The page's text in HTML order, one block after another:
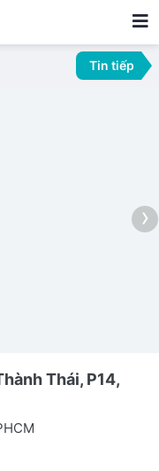
Tin tiếp
›
Thái, P14,